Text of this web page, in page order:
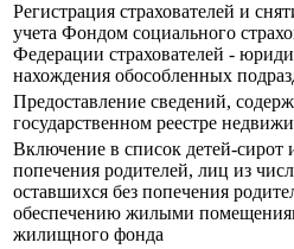
Регистрация страхователей и
учета Фондом социального
Федерации страхователей -
нахождения обособленных
Предоставление сведений,
государственном реестре
Включение в список детей-сирот
попечения родителей, лиц из
оставшихся без попечения
обеспечению жилыми
жилищного фонда